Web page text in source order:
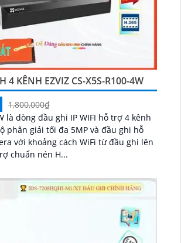
4 KÊNH EZVIZ CS-X5S-R100-4W
1,800,000₫
là dòng đầu ghi IP WIFI hỗ trợ 4 kênh
phân giải tối đa 5MP và đầu ghi hỗ
với khoảng cách WiFi từ đầu ghi lên
Hỗ trợ chuẩn nén H...